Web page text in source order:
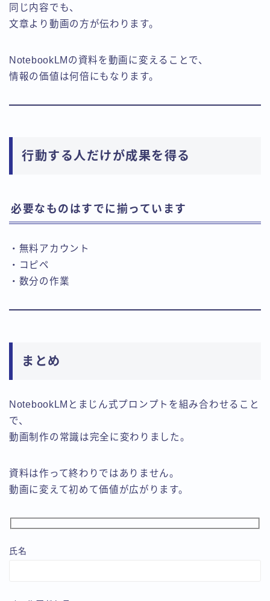
同じ内容でも、
文章より動画の方が伝わります。
NotebookLMの資料を動画に変えることで、
情報の価値は何倍にもなります。
行動する人だけが成果を得る
必要なものはすでに揃っています
・無料アカウント
・コピペ
・数分の作業
まとめ
NotebookLMとまじん式プロンプトを組み合わせること
で、
動画制作の常識は完全に変わりました。
資料は作って終わりではありません。
動画に変えて初めて価値が広がります。
氏名